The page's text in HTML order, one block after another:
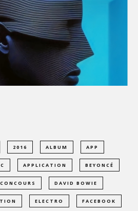
2016 ALBUM APP
APPLICATION BEYONCÉ
CONCOURS DAVID BOWIE
ELECTRO FACEBOOK